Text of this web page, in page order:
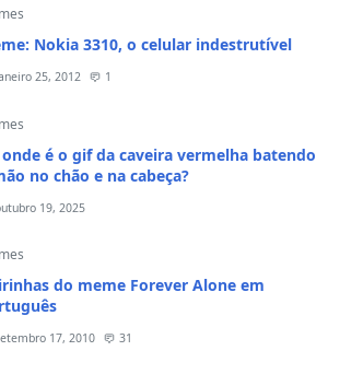
Nokia 3310, o celular indestrutível
25, 2012 1
onde é o gif da caveira vermelha batendo
no chão e na cabeça?
19, 2025
do meme Forever Alone em
17, 2010 31